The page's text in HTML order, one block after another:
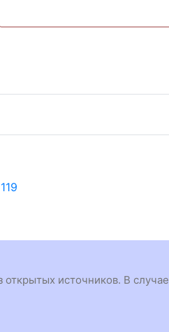
119
открытых источников. В случае